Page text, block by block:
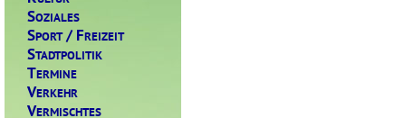
SOZIALES
SPORT/ FREIZEIT
STADTPOLITIK
TERMINE
VERKEHR
VERMISCHTES